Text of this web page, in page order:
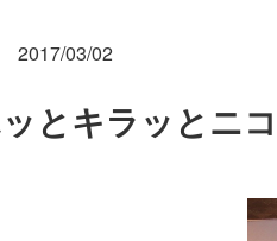
2017/03/02
とキラッとニ